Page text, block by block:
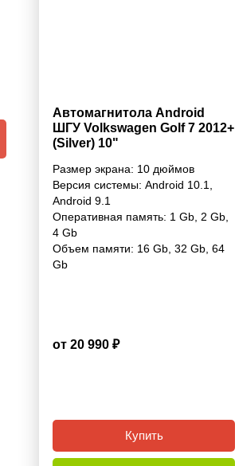
Автомагнитола Android
ШГУ Volkswagen Golf 7 2012+
(Silver) 10"
Размер экрана: 10 дюймов
Версия системы: Android 10.1
Android 9.1
Оперативная память: 1 Gb 2 Gb
4 Gb
Объем памяти: 16 Gb 32 Gb 64
Gb
от 20 990 ₽
Купить